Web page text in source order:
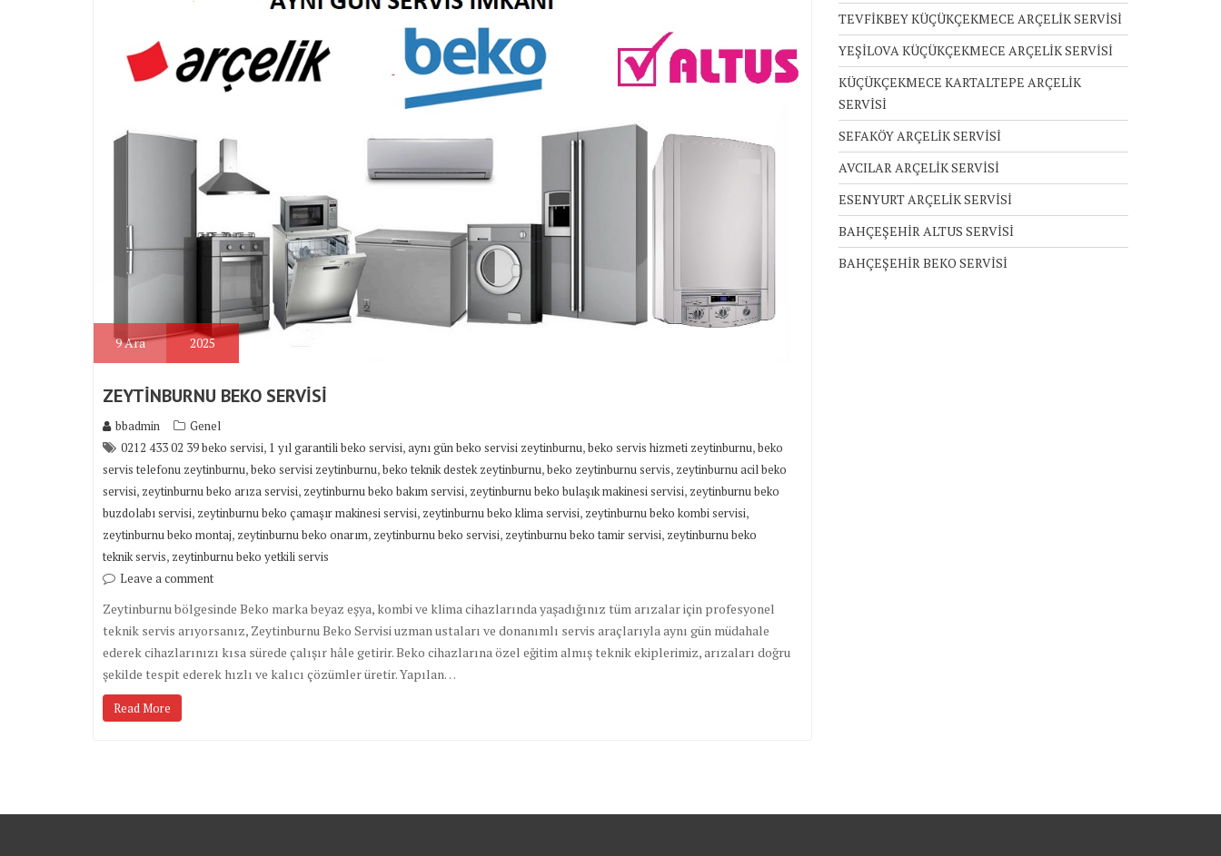
9Ara 2025
ZEYTİNBURNU BEKO SERVİSİ
bbadmin
Genel
0212 433 02 39 beko servisi, 1 yıl garantili beko servisi,aynı gün beko servisi zeytinburnu,beko servis hizmeti zeytinburnu,beko
servis telefonu zeytinburnu,beko servisi zeytinburnu,beko teknik destek zeytinburnu,beko zeytinburnu servis, zeytinburnu acil beko
servisi, zeytinburnu beko arıza servisi, zeytinburnu beko bakım servisi, zeytinburnu beko bulaşık makinesi servisi, zeytinburnu beko
buzdolabı servisi, zeytinburnu beko çamaşır makinesi servisi, zeytinburnu beko klima servisi, zeytinburnu beko kombi servisi,
zeytinburnu beko montaj, zeytinburnu beko onarım, zeytinburnu beko servisi, zeytinburnu beko tamir servisi, zeytinburnu beko
teknik servis, zeytinburnu beko yetkili servis
Leave a comment
Zeytinburnu bölgesinde Beko marka beyaz eşya, kombi ve klima cihazlarında yaşadığınız tüm arızalar için profesyonel
teknik servis arıyorsanız, Zeytinburnu Beko Servisi uzman ustaları ve donanımlı servis araçlarıyla aynı gün müdahale
ederek cihazlarınızı kısa sürede çalışır hâle getirir. Beko cihazlarına özel eğitim almış teknik ekiplerimiz, arızaları doğru
şekilde tespit ederek hızlı ve kalıcı çözümler üretir. Yapılan…
Read More
TEVFİKBEY KÜÇÜKÇEKMECE ARÇELİK SERVİSİ
YEŞİLOVA KÜÇÜKÇEKMECE ARÇELİK SERVİSİ
KÜÇÜKÇEKMECE KARTALTEPE ARÇELİK
SERVİSİ
SEFAKÖY ARÇELİK SERVİSİ
AVCILAR ARÇELİK SERVİSİ
ESENYURT ARÇELİK SERVİSİ
BAHÇEŞEHİR ALTUS SERVİSİ
BAHÇEŞEHİR BEKO SERVİSİ